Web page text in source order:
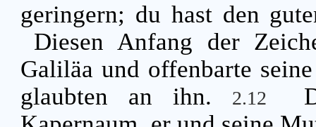
geringern; du hast den
Diesen Anfang der
Galiläa und offenbarte
glaubten an ihn.
2.12